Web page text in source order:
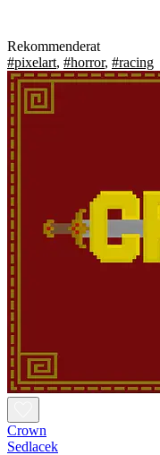
Rekommenderat
#pixelart, #horror, #racing
Crown
Sedlacek